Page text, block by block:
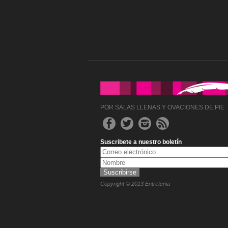
POR SALAS LLENAS Y OVACIONES DE PIE
Suscribete a nuestro boletín
Copyright © 2013 Entretenia